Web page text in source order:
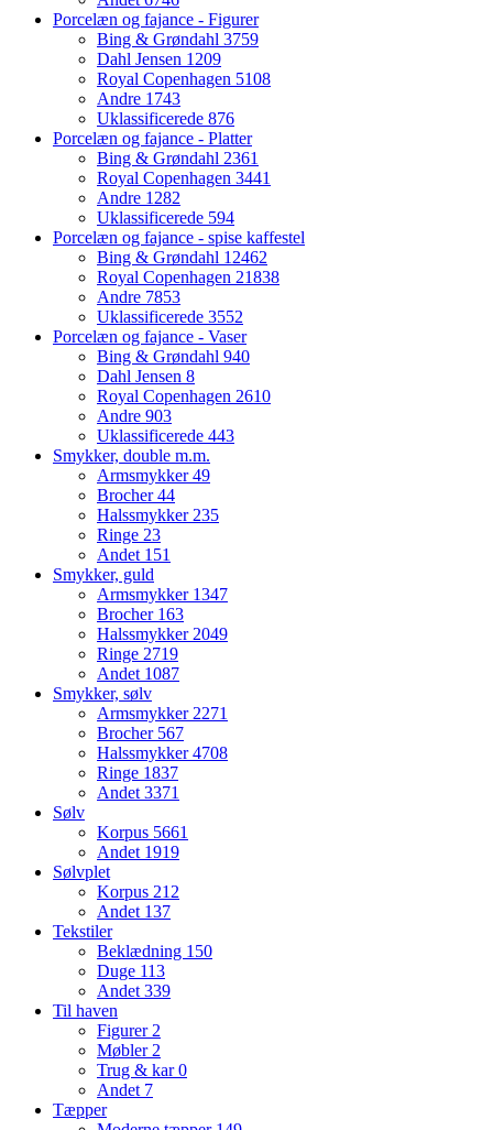
Porcelæn og fajance - Figurer
Bing & Grøndahl 3759
Dahl Jensen 1209
Royal Copenhagen 5108
Andre 1743
Uklassificerede 876
Porcelæn og fajance - Platter
Bing & Grøndahl 2361
Royal Copenhagen 3441
Andre 1282
Uklassificerede 594
Porcelæn og fajance - spise kaffestel
Bing & Grøndahl 12462
Royal Copenhagen 21838
Andre 7853
Uklassificerede 3552
Porcelæn og fajance - Vaser
Bing & Grøndahl 940
Dahl Jensen 8
Royal Copenhagen 2610
Andre 903
Uklassificerede 443
Smykker, double m.m.
Armsmykker49
Brocher44
Halssmykker 235
Ringe 23
Andet 151
Smykker, guld
Armsmykker 1347
Brocher 163
Halssmykker 2049
Ringe 2719
Andet 1087
Smykker, sølv
Armsmykker 2271
Brocher 567
Halssmykker4708
Ringe 1837
Andet 3371
Sølv
Korpus 5661
Andet 1919
Sølvplet
Korpus 212
Andet 137
Tekstiler
Beklædning 150
Duge 113
Andet 339
Til haven
Figurer 2
Møbler 2
Trug & kar0
Andet 7
Tæpper